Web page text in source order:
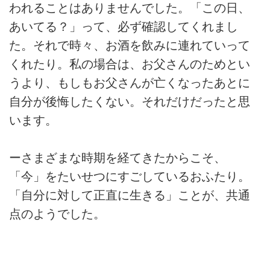
われることはありませんでした。「この日、
あいてる？」って、必ず確認してくれまし
た。それで時々、お酒を飲みに連れていって
くれたり。私の場合は、お父さんのためとい
うより、もしもお父さんが亡くなったあとに
自分が後悔したくない。それだけだったと思
います。
ーさまざまな時期を経てきたからこそ、
「今」をたいせつにすごしているおふたり。
「自分に対して正直に生きる」ことが、共通
点のようでした。